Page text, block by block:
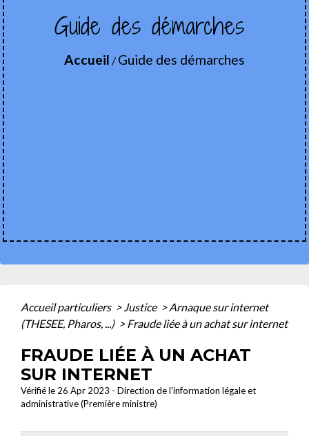
Guide des démarches
Accueil / Guide des démarches
Accueil particuliers > Justice > Arnaque sur internet
(THESEE, Pharos, ...) > Fraude liée à un achat sur internet
FRAUDE LIÉE À UN ACHAT
SUR INTERNET
Vérifié le 26 Apr 2023 - Direction de l'information légale et
administrative (Première ministre)